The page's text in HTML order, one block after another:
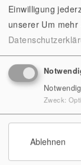
Einwilligung
unserer Um
Zweck:
Ablehnen